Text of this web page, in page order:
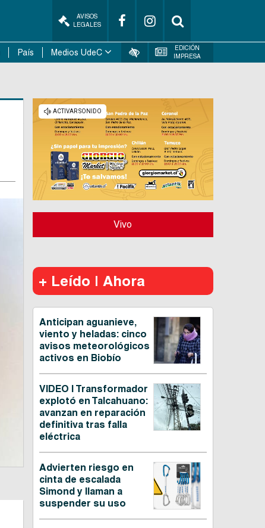
AVISOS
LEGALES
País Medios UdeC
EDICIÓN
IMPRESA
Vivo
+ Leído | Ahora
Anticipan aguanieve,
viento y heladas: cinco
avisos meteorológicos
activos en Biobío
VIDEO | Transformador
explotó en Talcahuano:
avanzan en reparación
definitiva tras falla
eléctrica
Advierten riesgo en
cinta de escalada
Simond y llaman a
suspender su uso